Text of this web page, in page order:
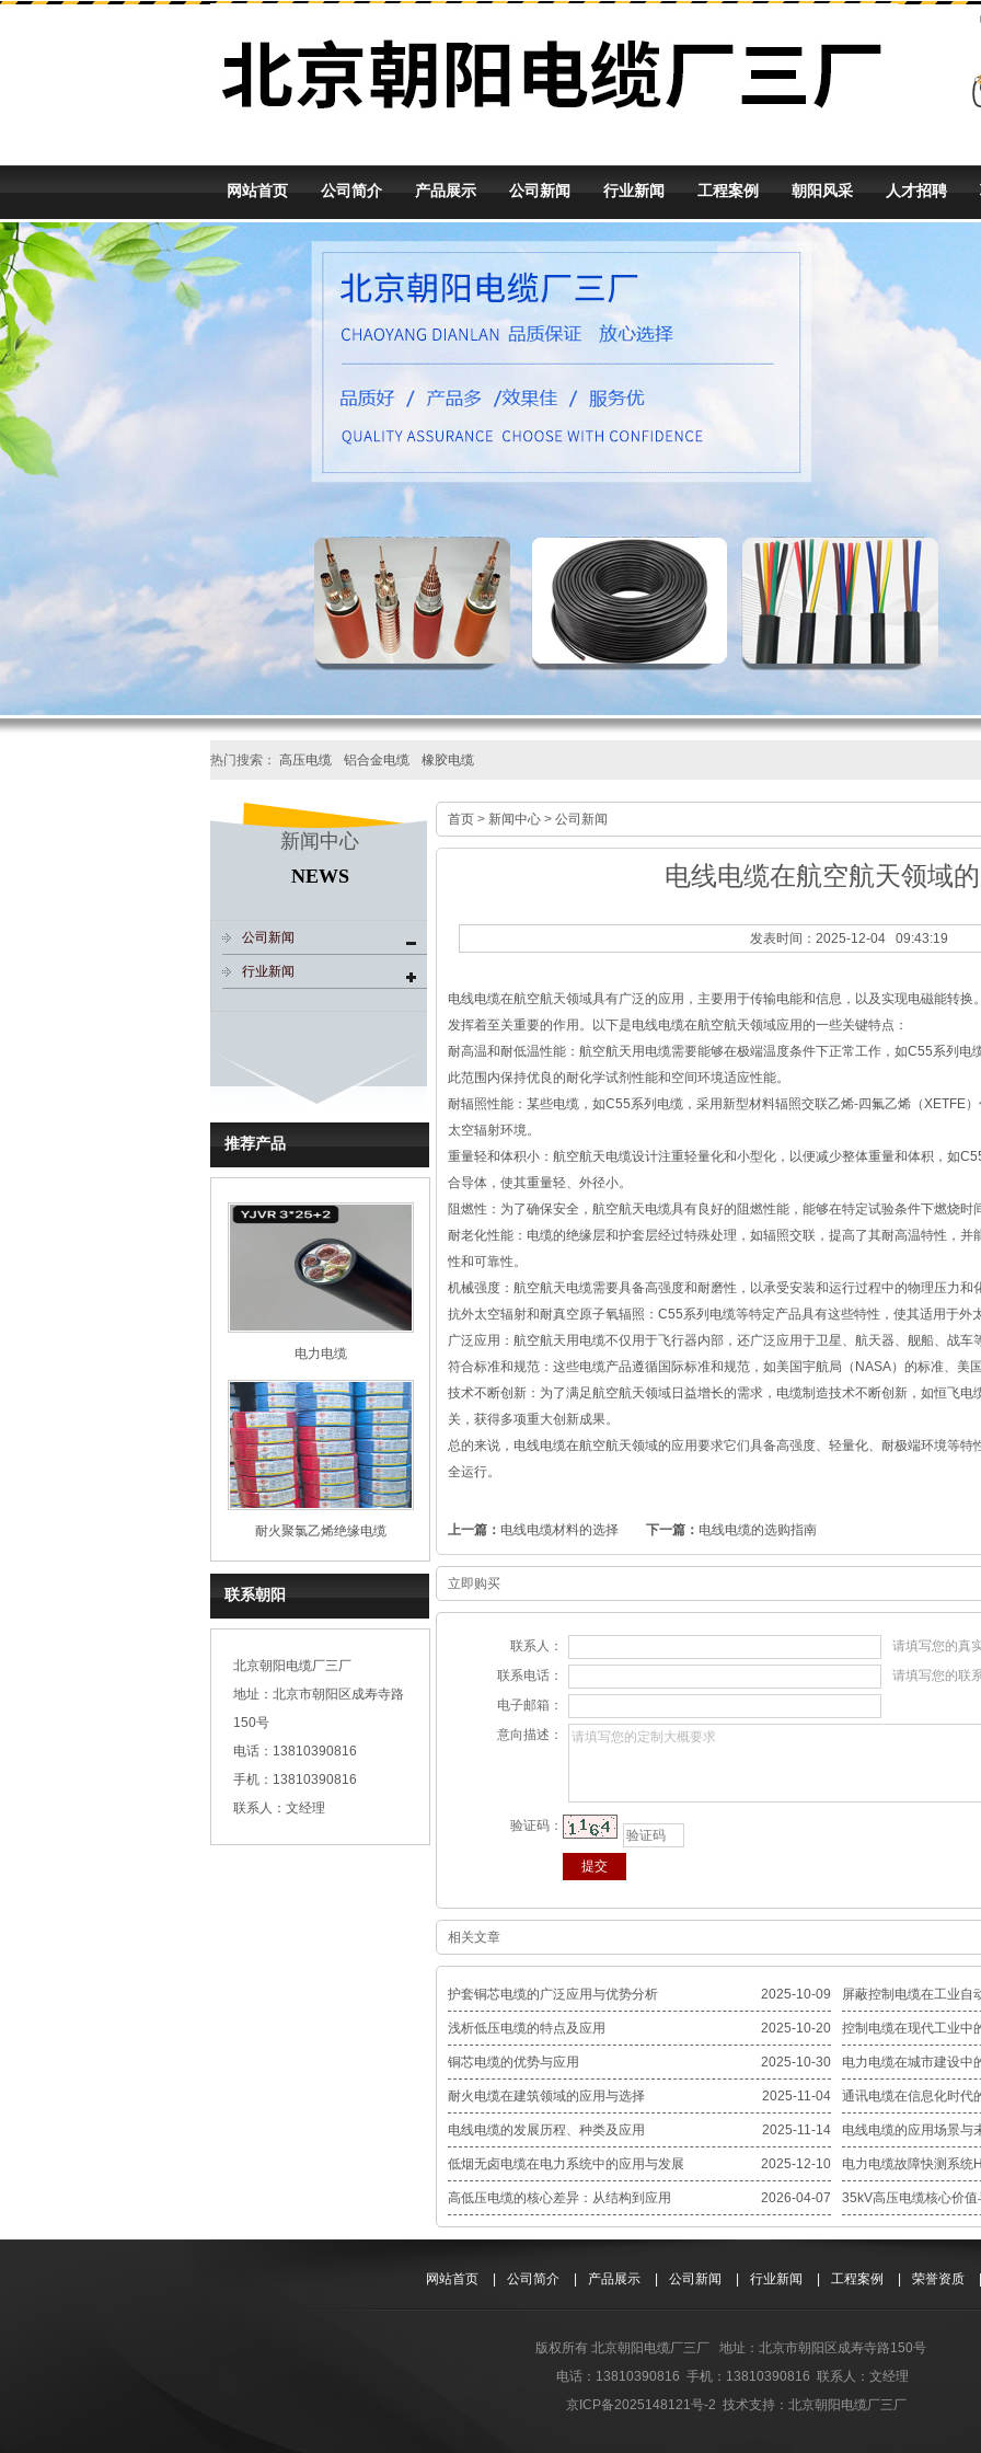
网站首页 公司简介 产品展示 公司新闻 行业新闻 工程案例 朝阳风采 人才招聘
热门搜索： 高压电缆 铝合金电缆 橡胶电缆
新闻中心
NEWS
公司新闻
行业新闻
推荐产品
电力电缆
耐火聚氯乙烯绝缘电缆
联系朝阳
北京朝阳电缆厂三厂
地址：北京市朝阳区成寿寺路
150号
电话：13810390816
手机：13810390816
联系人：文经理
首页 > 新闻中心 > 公司新闻
电线电缆在航空航天领域
发表时间：2025-12-04 09:43:19
电线电缆在航空航天领域具有广泛的应用，主要用于传输电能和信息，以及实现电磁能转
发挥着至关重要的作用。以下是电线电缆在航空航天领域应用的一些关键特点：
耐高温和耐低温性能：航空航天用电缆需要能够在极端温度条件下正常工作，如C55系列
此范围内保持优良的耐化学试剂性能和空间环境适应性能。
耐辐照性能：某些电缆，如C55系列电缆，采用新型材料辐照交联乙烯-四氟乙烯（XETFE
太空辐射环境。
重量轻和体积小：航空航天电缆设计注重轻量化和小型化，以便减少整体重量和体积，如
合导体，使其重量轻、外径小。
阻燃性：为了确保安全，航空航天电缆具有良好的阻燃性能，能够在特定试验条件下燃烧时
耐老化性能：电缆的绝缘层和护套层经过特殊处理，如辐照交联，提高了其耐高温特性，
性和可靠性。
机械强度：航空航天电缆需要具备高强度和耐磨性，以承受安装和运行过程中的物理压力和
抗外太空辐射和耐真空原子氧辐照：C55系列电缆等特定产品具有这些特性，使其适用于外
广泛应用：航空航天用电缆不仅用于飞行器内部，还广泛应用于卫星、航天器、舰船、战
符合标准和规范：这些电缆产品遵循国际标准和规范，如美国宇航局（NASA）的标准、美
技术不断创新：为了满足航空航天领域日益增长的需求，电缆制造技术不断创新，如恒飞
关，获得多项重大创新成果。
总的来说，电线电缆在航空航天领域的应用要求它们具备高强度、轻量化、耐极端环境等
全运行。
上一篇： 电线电缆材料的选择 下一篇： 电线电缆的选购指南
立即购买
联系人：
请填写您的真
联系电话：
请填写您的联
电子邮箱：
意向描述：
验证码：
相关文章
2025-10-09
护套铜芯电缆的广泛应用与优势分析 屏蔽控制电缆在工业自
2025-10-20
浅析低压电缆的特点及应用 控制电缆在现代工业中
2025-10-30
铜芯电缆的优势与应用 电力电缆在城市建设中
2025-11-04
耐火电缆在建筑领域的应用与选择 通讯电缆在信息化时代
2025-11-14
电线电缆的发展历程、种类及应用 电线电缆的应用场景与
2025-12-10
低烟无卤电缆在电力系统中的应用与发展 电力电缆故障快测系统
2026-04-07
高低压电缆的核心差异：从结构到应用 35kV高压电缆核心价
网站首页 | 公司简介 | 产品展示 | 公司新闻 | 行业新闻 | 工程案例 | 荣誉资质 |
版权所有 北京朝阳电缆厂三厂 地址：北京市朝阳区成寿寺路150号
电话：13810390816 手机：13810390816 联系人：文经理
京ICP备2025148121号-2 技术支持： 北京朝阳电缆厂三厂